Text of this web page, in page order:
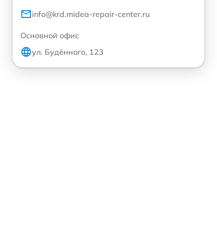
info@krd.midea-repair-center.ru
Основной офис
ул. Будённого, 123